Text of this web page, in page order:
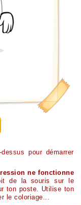
pour démarrer
ne fonctionne
de la souris sur le
ton poste. Utilise ton
le coloriage...